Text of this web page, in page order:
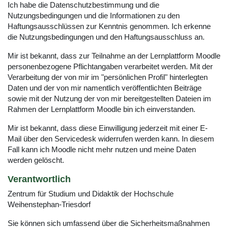
Ich habe die Datenschutzbestimmung und die
Nutzungsbedingungen und die Informationen zu den
Haftungsausschlüssen zur Kenntnis genommen. Ich erkenne
die Nutzungsbedingungen und den Haftungsausschluss an.
Mir ist bekannt, dass zur Teilnahme an der Lernplattform Moodle
personenbezogene Pflichtangaben verarbeitet werden. Mit der
Verarbeitung der von mir im "persönlichen Profil" hinterlegten
Daten und der von mir namentlich veröffentlichten Beiträge
sowie mit der Nutzung der von mir bereitgestellten Dateien im
Rahmen der Lernplattform Moodle bin ich einverstanden.
Mir ist bekannt, dass diese Einwilligung jederzeit mit einer E-
Mail über den Servicedesk widerrufen werden kann. In diesem
Fall kann ich Moodle nicht mehr nutzen und meine Daten
werden gelöscht.
Verantwortlich
Zentrum für Studium und Didaktik der Hochschule
Weihenstephan-Triesdorf
Sie können sich umfassend über die Sicherheitsmaßnahmen